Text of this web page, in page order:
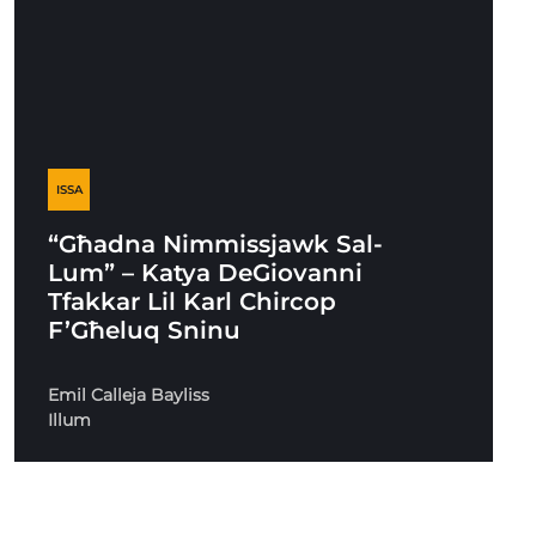
ISSA
“Għadna Nimmissjawk Sal-
Lum” – Katya DeGiovanni
Tfakkar Lil Karl Chircop
F’Għeluq Sninu
Emil Calleja Bayliss
Illum